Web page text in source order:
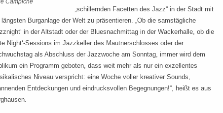
Campiche
„schillernden Facetten des Jazz“ in der Stadt mit
längsten Burganlage der Welt zu präsentieren. „Ob die samstägliche
in der Altstadt oder der Bluesnachmittag in der Wackerhalle, ob die
Night‘-Sessions im Jazzkeller des Mautnerschlosses oder der
als Abschluss der Jazzwoche am Sonntag, immer wird dem
ein Programm geboten, dass weit mehr als nur ein exzellentes
Niveau verspricht: eine Woche voller kreativer Sounds,
Entdeckungen und eindrucksvollen Begegnungen!“, heißt es aus